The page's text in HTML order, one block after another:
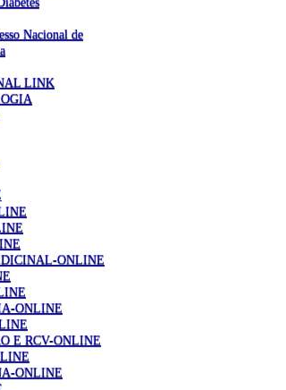
Nacional de
LINK
ONLINE
ONLINE
E RCV-ONLINE
ONLINE